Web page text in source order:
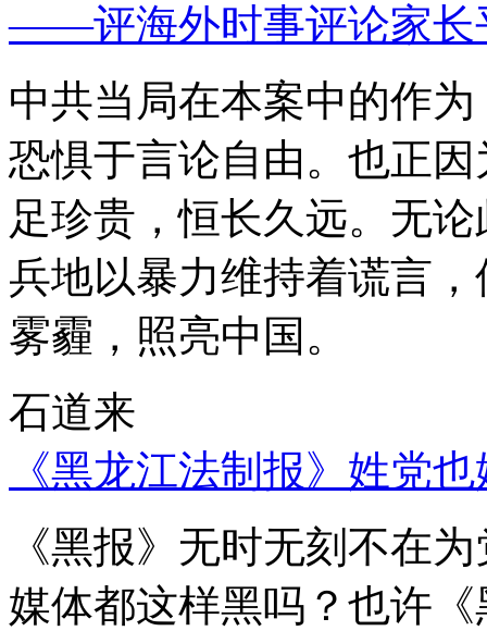
——评海外时事评论家长
中共当局在本案中的作
恐惧于言论自由。也正
足珍贵，恒长久远。无
兵地以暴力维持着谎言
雾霾，照亮中国。
石道来
《黑龙江法制报》姓党
《黑报》无时无刻不在
媒体都这样黑吗？也许